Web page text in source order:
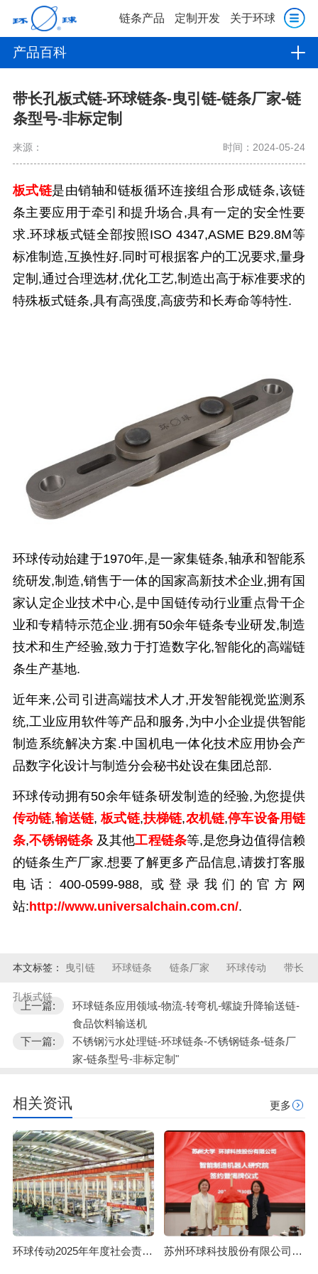
链条产品 定制开发 关于环球
产品百科
带长孔板式链-环球链条-曳引链-链条厂家-链
条型号-非标定制
来源： 时间：2024-05-24
板式链是由销轴和链板循环连接组合形成链条,该链
条主要应用于牵引和提升场合,具有一定的安全性要
求.环球板式链全部按照ISO 4347,ASME B29.8M等
标准制造,互换性好.同时可根据客户的工况要求,量身
定制,通过合理选材,优化工艺,制造出高于标准要求的
特殊板式链条,具有高强度,高疲劳和长寿命等特性.
环球传动始建于1970年,是一家集链条,轴承和智能系
统研发,制造,销售于一体的国家高新技术企业,拥有国
家认定企业技术中心,是中国链传动行业重点骨干企
业和专精特示范企业.拥有50余年链条专业研发,制造
技术和生产经验,致力于打造数字化,智能化的高端链
条生产基地.
近年来,公司引进高端技术人才,开发智能视觉监测系
统,工业应用软件等产品和服务,为中小企业提供智能
制造系统解决方案.中国机电一体化技术应用协会产
品数字化设计与制造分会秘书处设在集团总部.
环球传动拥有50余年链条研发制造的经验,为您提供
传动链,输送链,板式链,扶梯链,农机链,停车设备用链
条,不锈钢链条 及其他工程链条等,是您身边值得信赖
的链条生产厂家.想要了解更多产品信息,请拨打客服
电话:
400-0599-988,
或登录我们的官方网
站:http://www.universalchain.com.cn/.
本文标签： 曳引链 环球链条 链条厂家 环球传动 带长
孔板式链
上一篇:
环球链条应用领域-物流-转弯机-螺旋升降输送链-
食品饮料输送机
下一篇:
不锈钢污水处理链-环球链条-不锈钢链条-链条厂
家-链条型号-非标定制"
相关资讯 更多
环球传动2025年年度社会责任报告 苏州环球科技股份有限公司与苏州大学共建智能制造机器人研究院